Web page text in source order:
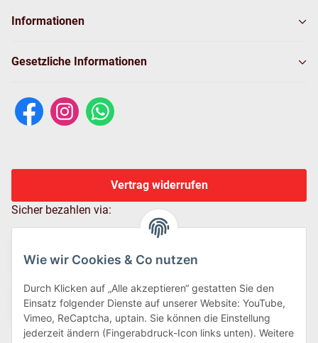
Wie wir Cookies & Co nutzen
Durch Klicken auf „Alle akzeptieren“ gestatten Sie den
Einsatz folgender Dienste auf unserer Website: YouTube,
Vimeo, ReCaptcha, uptain. Sie können die Einstellung
jederzeit ändern (Fingerabdruck-Icon links unten). Weitere
Informationen
Gesetzliche Informationen
Vertrag widerrufen
Sicher bezahlen via: